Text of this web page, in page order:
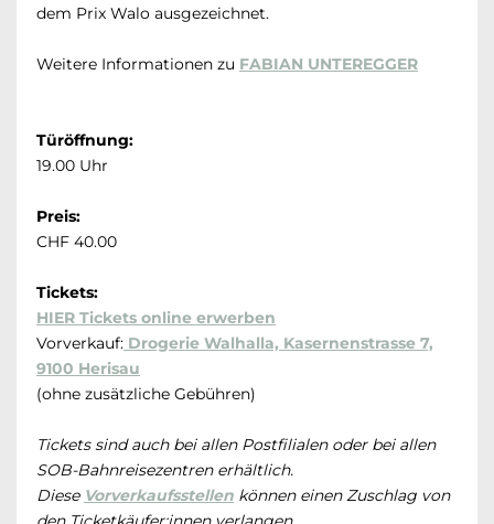
dem Prix Walo ausgezeichnet.
Weitere Informationen zu FABIAN UNTEREGGER
Türöffnung:
19.00 Uhr
Preis:
CHF 40.00
Tickets:
HIER Tickets online erwerben
Vorverkauf: Drogerie Walhalla, Kasernenstrasse 7,
9100 Herisau
(ohne zusätzliche Gebühren)
Tickets sind auch bei allen Postfilialen oder bei allen
SOB-Bahnreisezentren erhältlich.
Diese Vorverkaufsstellen können einen Zuschlag von